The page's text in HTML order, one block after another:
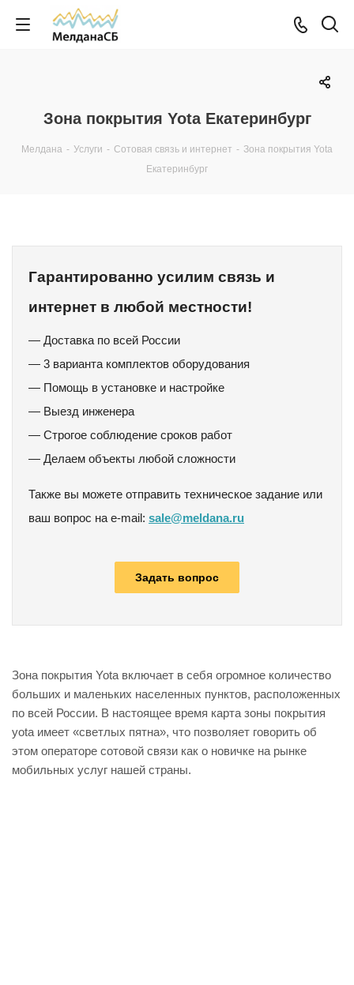
Зона покрытия Yota Екатеринбург
Мелдана - Услуги - Сотовая связь и интернет - Зона покрытия Yota
Екатеринбург
Гарантированно усилим связь и
интернет в любой местности!
— Доставка по всей России
— 3 варианта комплектов оборудования
— Помощь в установке и настройке
— Выезд инженера
— Строгое соблюдение сроков работ
— Делаем объекты любой сложности
Также вы можете отправить техническое задание или
ваш вопрос на e-mail: sale@meldana.ru
Задать вопрос
Зона покрытия Yota включает в себя огромное количество
больших и маленьких населенных пунктов, расположенных
по всей России. В настоящее время карта зоны покрытия
yota имеет «светлых пятна», что позволяет говорить об
этом операторе сотовой связи как о новичке на рынке
мобильных услуг нашей страны.